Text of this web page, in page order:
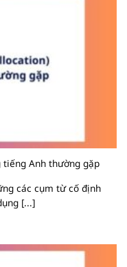
Anh thường gặp
các cụm từ cố định
[...]